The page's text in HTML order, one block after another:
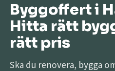
Byggoffert i
Hitta rätt
rätt pris
Ska du renovera, bygga